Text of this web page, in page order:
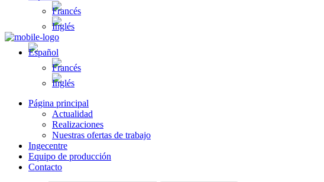
Página principal
Actualidad
Realizaciones
Nuestras ofertas de trabajo
Ingecentre
Equipo de producción
Contacto